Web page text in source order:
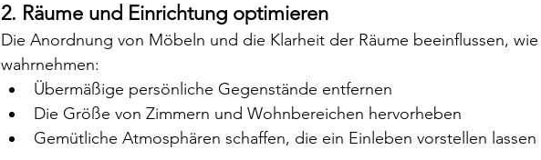
2. Räume und Einrichtung optimieren
Die Anordnung von Möbeln und die Klarheit der Räume beeinflussen, wie
wahrnehmen:
Übermäßige persönliche Gegenstände entfernen
Die Größe von Zimmern und Wohnbereichen hervorheben
Gemütliche Atmosphären schaffen, die ein Einleben vorstellen lassen